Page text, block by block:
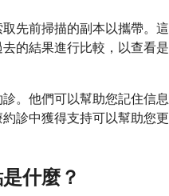
先前掃描的副本以攜帶。這
的結果進行比較，以查看是
。他們可以幫助您記住信息
診中獲得支持可以幫助您更
什麼？